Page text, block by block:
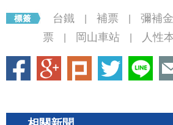
台鐵 補票 彌補金
票
岡山車站 人性